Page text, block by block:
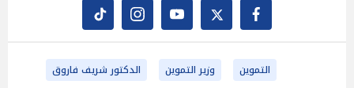
التموين وزير التموين
الدكتور شريف فاروق